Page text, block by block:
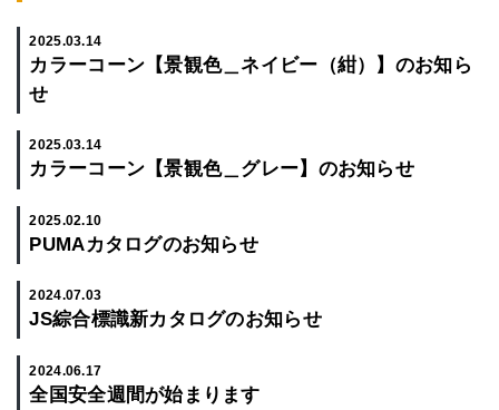
2025.03.14
カラーコーン【景観色＿ネイビー（紺）】のお知ら
せ
2025.03.14
カラーコーン【景観色＿グレー】のお知らせ
2025.02.10
PUMAカタログのお知らせ
2024.07.03
JS綜合標識新カタログのお知らせ
2024.06.17
全国安全週間が始まります